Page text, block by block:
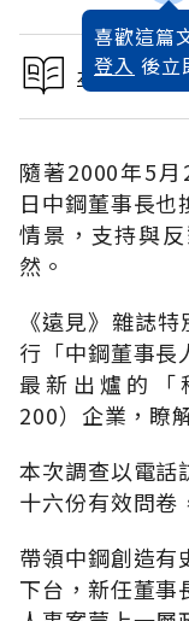
喜歡這篇
登入 後立
本文出自
隨著2000年5
日中鋼董事長
情景，支持與
然。
《遠見》雜誌
行「中鋼董事長
最新出爐的「
200）企業，瞭
本次調查以電話
十六份有效問卷
帶領中鋼創造有
下台，新任董事